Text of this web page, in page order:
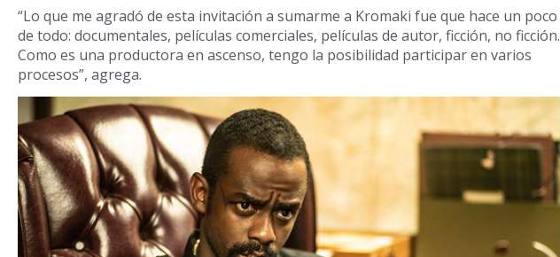
“Lo que me agradó de esta invitación a sumarme a Kromaki fue que hace un poco
de todo: documentales, películas comerciales, películas de autor, ficción, no ficción.
Como es una productora en ascenso, tengo la posibilidad participar en varios
procesos”, agrega.